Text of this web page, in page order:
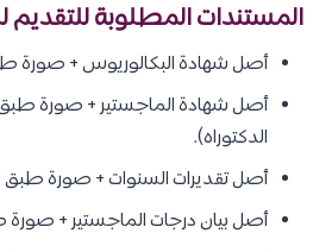
المستندات المطلوبة للتقديم
أصل شهادة البكالوريوس + صورة
أصل شهادة الماجستير + صورة
الدكتوراه).
أصل تقديرات السنوات + صورة طبق
أصل بيان درجات الماجستير +